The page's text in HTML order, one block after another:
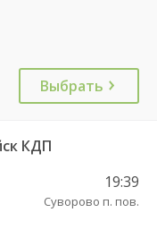
Выбрать
КДП
19:39
Суворово п. пов.